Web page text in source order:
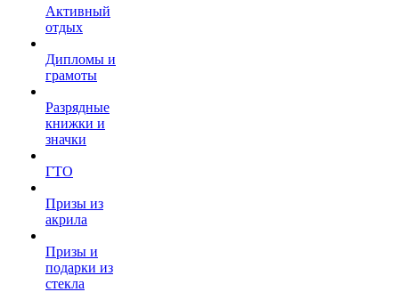
Активный
отдых
Дипломы и
грамоты
Разрядные
книжки и
значки
ГТО
Призы из
акрила
Призы и
подарки из
стекла